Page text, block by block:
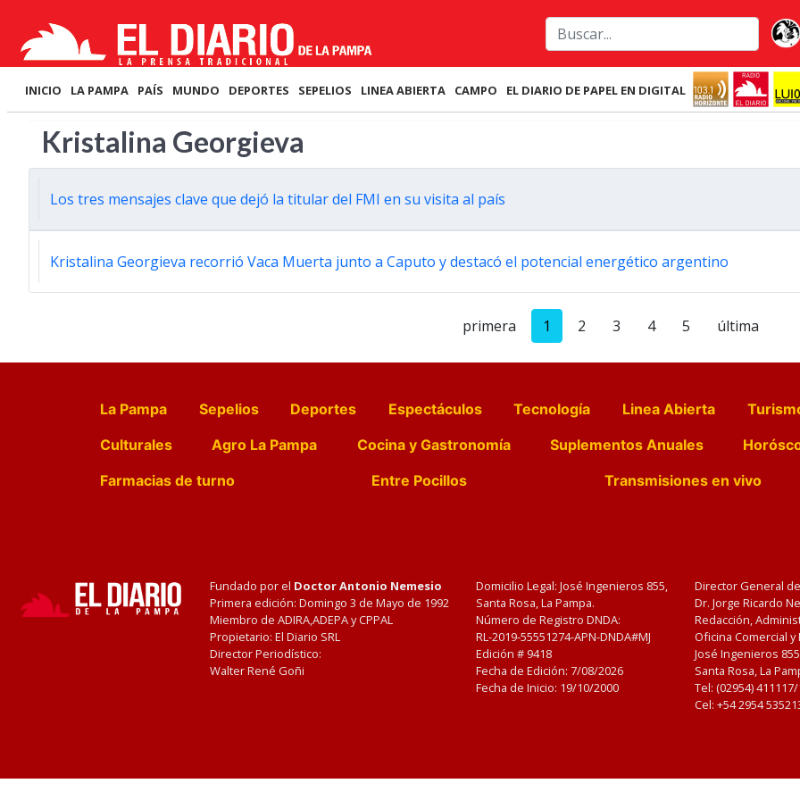
INICIO LA PAMPA PAÍS MUNDO DEPORTES SEPELIOS LINEA ABIERTA CAMPO EL DIARIO DE PAPEL EN DIGITAL
Kristalina Georgieva
Los tres mensajes clave que dejó la titular del FMI en su visita al país
Kristalina Georgieva recorrió Vaca Muerta junto a Caputo y destacó el potencial energético argentino
primera 1 2 3 4 5 última
La Pampa Sepelios Deportes Espectáculos Tecnología Linea Abierta
Culturales
Agro La Pampa Cocina y Gastronomía Suplementos Anuales
Farmacias de turno
Entre Pocillos Transmisiones en vivo
Fundado por el Doctor Antonio Nemesio
Primera edición: Domingo 3 de Mayo de 1992
Miembro de ADIRA,ADEPA y CPPAL
Propietario: El Diario SRL
Director Periodístico:
Walter René Goñi
Domicilio Legal: José Ingenieros 855,
Santa Rosa, La Pampa.
Número de Registro DNDA:
RL-2019-55551274-APN-DNDA#MJ
Edición # 9418
Fecha de Edición: 7/08/2026
Fecha de Inicio: 19/10/2000
Director General
Dr. Jorge Ricardo
Redacción,
Oficina Comercial
José Ingenieros
Santa Rosa, La
Tel: (02954)
Cel: +54 2954